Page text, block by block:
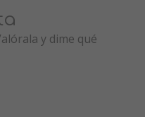
y dime qué